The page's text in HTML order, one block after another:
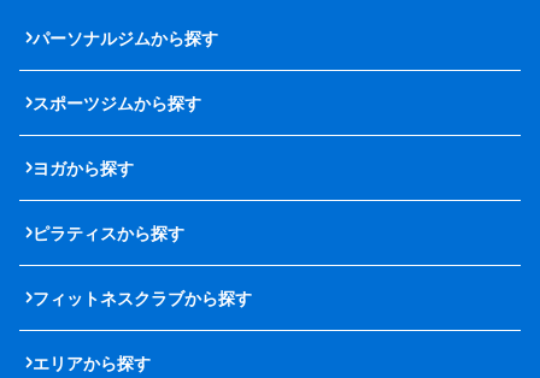
パーソナルジムから探す
スポーツジムから探す
ヨガから探す
ピラティスから探す
フィットネスクラブから探す
エリアから探す